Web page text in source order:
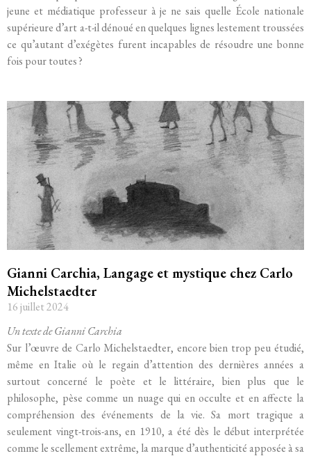
jeune et médiatique professeur à je ne sais quelle École nationale
supérieure d’art a-t-il dénoué en quelques lignes lestement troussées
ce qu’autant d’exégètes furent incapables de résoudre une bonne
fois pour toutes ?
Gianni Carchia, Langage et mystique chez Carlo
Michelstaedter
16 juillet 2024
Un texte de Gianni Carchia
Sur l’œuvre de Carlo Michelstaedter, encore bien trop peu étudié,
même en Italie où le regain d’attention des dernières années a
surtout concerné le poète et le littéraire, bien plus que le
philosophe, pèse comme un nuage qui en occulte et en affecte la
compréhension des événements de la vie. Sa mort tragique a
seulement vingt-trois-ans, en 1910, a été dès le début interprétée
comme le scellement extrême, la marque d’authenticité apposée à sa